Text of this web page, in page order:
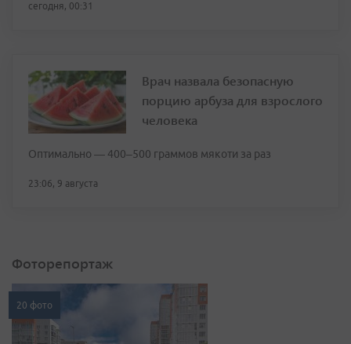
сегодня, 00:31
Врач назвала безопасную
порцию арбуза для взрослого
человека
Оптимально — 400–500 граммов мякоти за раз
23:06, 9 августа
Фоторепортаж
20 фото